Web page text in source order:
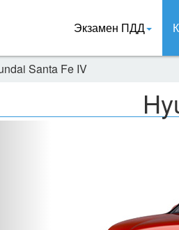
Экзамен ПДД
Santa Fe IV